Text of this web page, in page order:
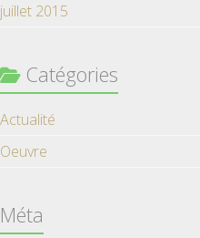
juillet 2015
Catégories
Actualité
Oeuvre
Méta